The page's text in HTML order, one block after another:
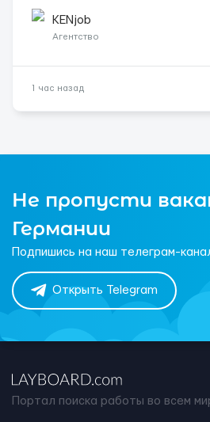
языках); -Гимнастки; -Работницы
KENjob
Агентство
1 час назад
Не пропусти
Германии
Подпишись на наш телеграм-
Открыть Telegram
Портал поиска работы во всем